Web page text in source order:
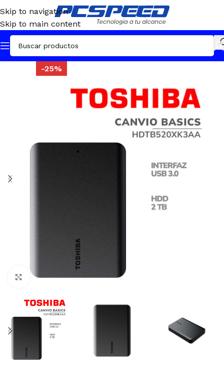
Skip to navigation
Skip to main content
-25%
Clic para agrandar